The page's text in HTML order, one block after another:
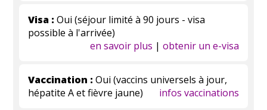
Visa : Oui (séjour limité à 90 jours - visa
possible à l'arrivée)
en savoir plus | obtenir un e-visa
Vaccination : Oui (vaccins universels à jour,
hépatite A et fièvre jaune)
infos vaccinations